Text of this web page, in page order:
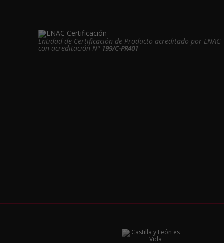
Entidad de Certificación de Producto acreditado por ENAC
con acreditación Nº 199/C-PR401